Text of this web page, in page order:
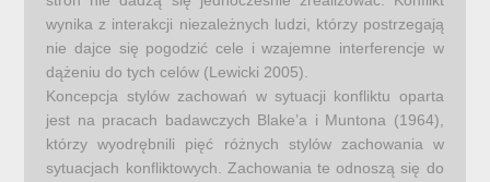
wynika z interakcji niezależnych ludzi, którzy postrzegają
nie dajce się pogodzić cele i wzajemne interferencje w
dążeniu do tych celów (Lewicki 2005).
Koncepcja stylów zachowań w sytuacji konfliktu oparta
jest na pracach badawczych Blake’a i Muntona (1964),
którzy wyodrębnili pięć różnych stylów zachowania w
sytuacjach konfliktowych. Zachowania te odnoszą się do